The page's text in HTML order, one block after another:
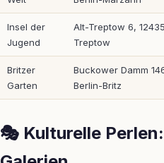
Insel der
Jugend
Alt-Treptow 6,
Treptow
Britzer
Garten
Buckower Damm
Berlin-Britz
🎭 Kulturelle